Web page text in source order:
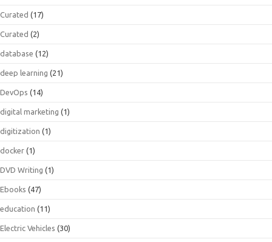
Curated (17)
Curated (2)
database (12)
deep learning (21)
DevOps (14)
digital marketing (1)
digitization (1)
docker (1)
DVD Writing (1)
Ebooks (47)
education (11)
Electric Vehicles (30)